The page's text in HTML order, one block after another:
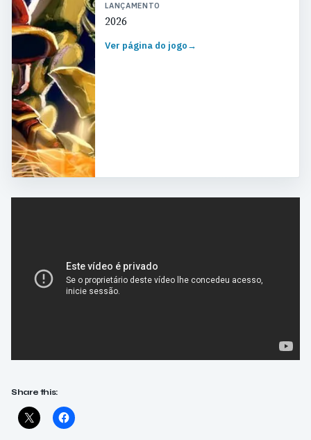
LANÇAMENTO
2026
Ver página do jogo→
Share this: